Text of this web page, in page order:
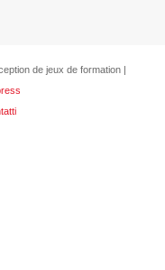
de jeux de formation |